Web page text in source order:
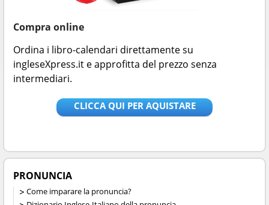
Compra online
Ordina i libro-calendari direttamente su
ingleseXpress.it e approfitta del prezzo senza
intermediari.
CLICCA QUI PER AQUISTARE
PRONUNCIA
Come imparare la pronuncia?